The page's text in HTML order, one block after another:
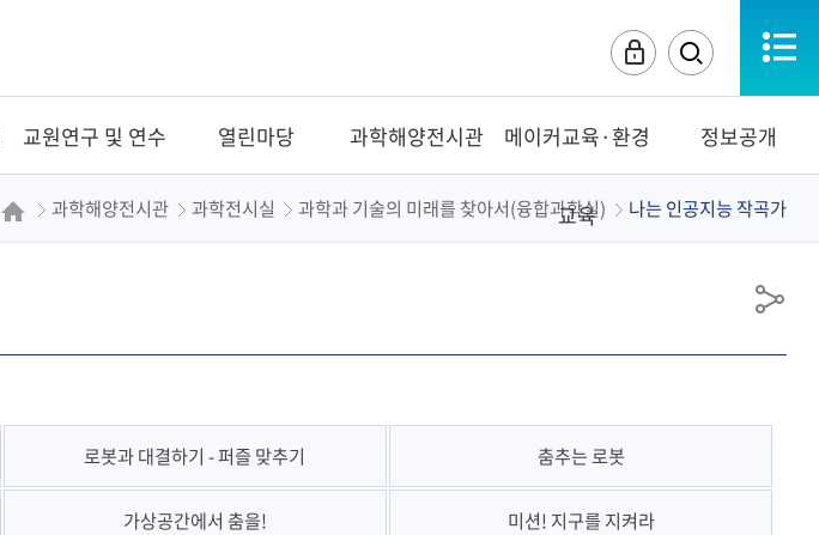
교원연구 및 연수 열린마당 과학해양전시관 메이커교육·환경
교육
정보공개
로그
인
검
역
열
과학해양전시관 과학전시실 과학과 기술의 미래를 찾아서(융합과학실) 나는 인공지능 작곡가
공
로봇과 대결하기 - 퍼즐 맞추기 춤추는 로봇
가상공간에서 춤을! 미션! 지구를 지켜라